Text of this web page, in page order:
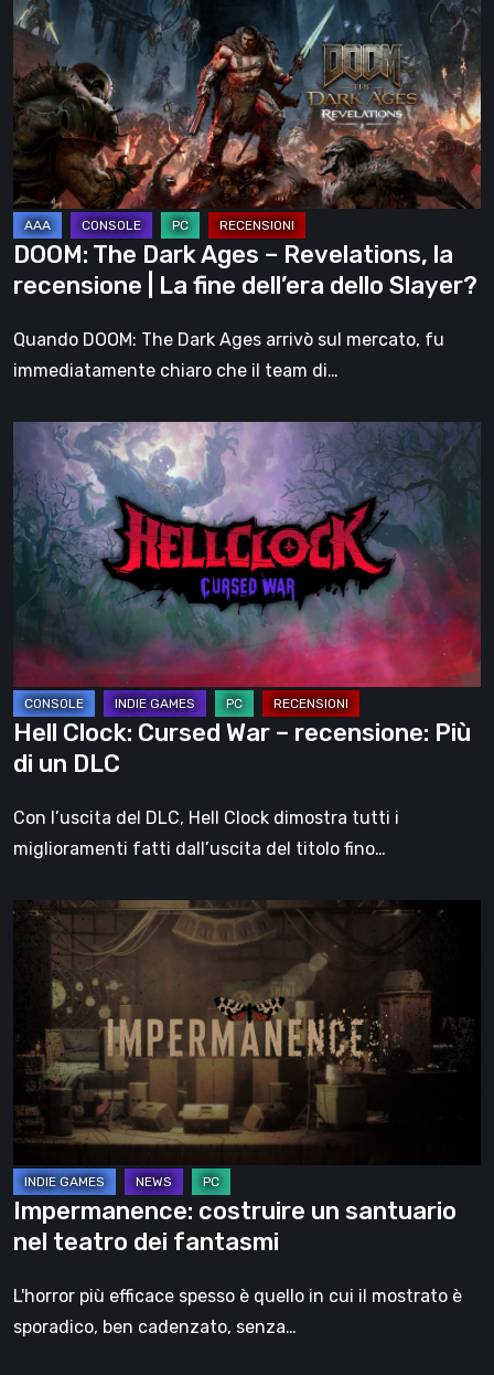
Dark
Ages
–
Revelations,
la
recensione
|
La
fine
dell’era
dello
Slayer?
DOOM: The Dark Ages – Revelations, la
recensione | La fine dell’era dello Slayer?
Quando DOOM: The Dark Ages arrivò sul mercato, fu
immediatamente chiaro che il team di…
Clock:
Cursed
War
–
recensione:
di
un
DLC
Hell Clock: Cursed War – recensione: Più
di un DLC
Con l’uscita del DLC, Hell Clock dimostra tutti i
miglioramenti fatti dall’uscita del titolo fino…
Impermanence:
costruire
santuario
nel
teatro
dei
fantasmi
Impermanence: costruire un santuario
nel teatro dei fantasmi
L'horror più efficace spesso è quello in cui il mostrato è
sporadico, ben cadenzato, senza…